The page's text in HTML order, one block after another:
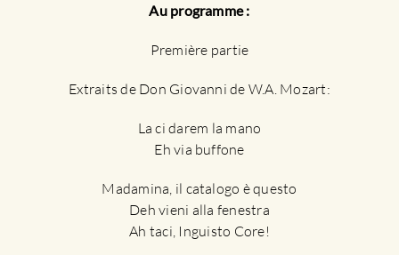
Au programme :
Première partie
Extraits de Don Giovanni de W.A. Mozart:
La ci darem la mano
Eh via buffone
Madamina, il catalogo è questo
Deh vieni alla fenestra
Ah taci, Inguisto Core!